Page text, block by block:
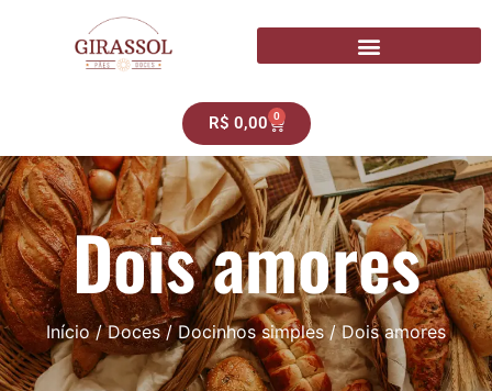
R$ 0,00 0
Dois amores
Início/Doces/Docinhos simples/ Dois amores